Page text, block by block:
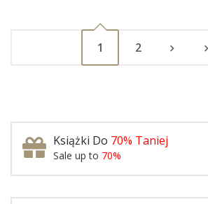
1 2
Książki Do 70% Taniej
Sale up to 70%